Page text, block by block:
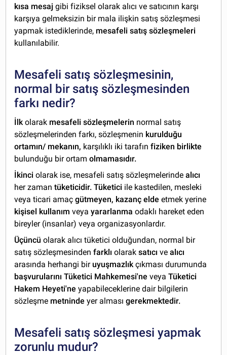
kısa mesaj gibi fiziksel olarak alıcı ve satıcının karşı
karşıya gelmeksizin bir mala ilişkin satış sözleşmesi
yapmak istediklerinde, mesafeli satış sözleşmeleri
kullanılabilir.
Mesafeli satış sözleşmesinin,
normal bir satış sözleşmesinden
farkı nedir?
İlkolarak mesafeli sözleşmelerin normal satış
sözleşmelerinden farkı, sözleşmenin kurulduğu
ortamın/ mekanın, karşılıklı iki tarafınfiziken birlikte
bulunduğu bir ortamolmamasıdır.
İkinci olarak ise, mesafeli satış sözleşmelerindealıcı
her zamantüketicidir. Tüketici ile kastedilen, mesleki
veya ticari amaçgütmeyen, kazanç elde etmek yerine
kişisel kullanım veyayararlanma odaklı hareket eden
bireyler (insanlar) veya organizasyonlardır.
Üçüncü olarak alıcı tüketici olduğundan, normal bir
satış sözleşmesindenfarklı olaraksatıcı vealıcı
arasında herhangi bir uyuşmazlıkçıkması durumunda
başvurularını Tüketici Mahkemesi'ne veyaTüketici
Hakem Heyeti'ne yapabileceklerine dair bilgilerin
sözleşme metninde yer almasıgerekmektedir.
Mesafeli satış sözleşmesi yapmak
zorunlu mudur?